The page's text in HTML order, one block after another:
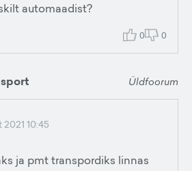
automaadist?
0 0
Üldfoorum
2021 10:45
ja pmt transpordiks linnas